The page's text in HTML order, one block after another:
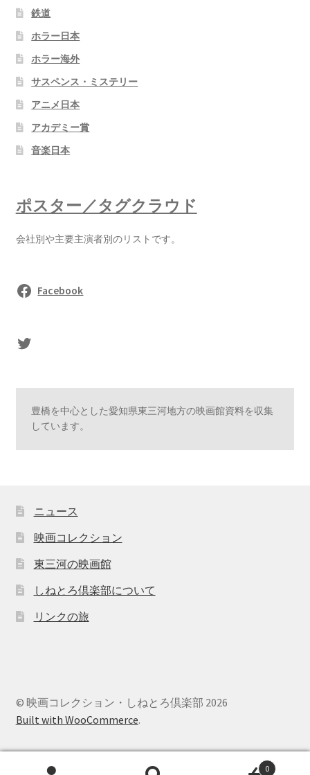
鉄道
ホラー日本
ホラー海外
サスペンス・ミステリー
アニメ日本
アカデミー賞
音楽日本
ポスター／タグクラウド
会社別や主要主演者別のリストです。
Facebook
sasaki's Twitter
豊橋を中心とした愛知県東三河地方の映画館資料を収集
しています。
ニュース
映画コレクション
東三河の映画館
しねとろ倶楽部について
リンクの旅
© 映画コレクション・しねとろ倶楽部 2026
Built with WooCommerce.
0